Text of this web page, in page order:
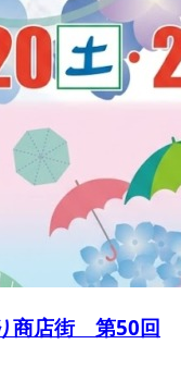
商店街 第50回